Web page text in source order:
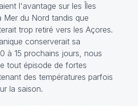
l'avantage sur les Îles
Mer du Nord tandis que
trop retiré vers les Açores.
conserverait sa
à 15 prochains jours, nous
tout épisode de fortes
des températures parfois
la saison.